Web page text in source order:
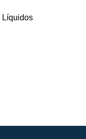
Líquidos